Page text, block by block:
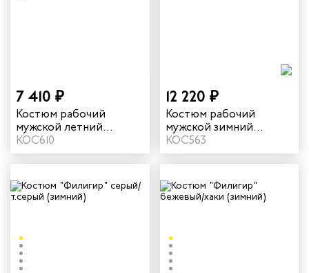
7 410 ₽
Костюм рабочий
мужской летний
"Памир" цвет серый/
черный/красный
КОС610
12 220 ₽
Костюм рабочий
мужской зимний
"Валдай-Норд" 4 и
особый климатический
пояс цвет темно-
синий/желтый
КОС563